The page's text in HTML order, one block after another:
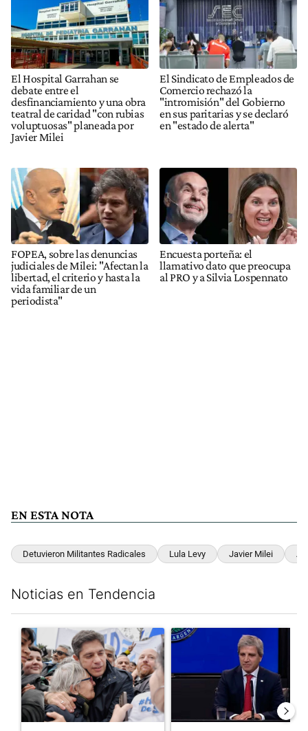
El Hospital Garrahan se
debate entre el
desfinanciamiento y una obra
teatral de caridad "con rubias
voluptuosas" planeada por
Javier Milei
El Sindicato de Empleados de
Comercio rechazó la
"intromisión" del Gobierno
en sus paritarias y se declaró
en "estado de alerta"
FOPEA, sobre las denuncias
judiciales de Milei: "Afectan la
libertad, el criterio y hasta la
vida familiar de un
periodista"
Encuesta porteña: el
llamativo dato que preocupa
al PRO y a Silvia Lospennato
EN ESTA NOTA
Detuvieron Militantes Radicales Lula Levy Javier Milei
Noticias en Tendencia
Un artículo de tendencia con el título "Kicillof apuntó contra
Un artículo de tendencia con